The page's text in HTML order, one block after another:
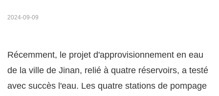
2024-09-09
Récemment, le projet d'approvisionnement en eau
de la ville de Jinan, relié à quatre réservoirs, a testé
avec succès l'eau. Les quatre stations de pompage